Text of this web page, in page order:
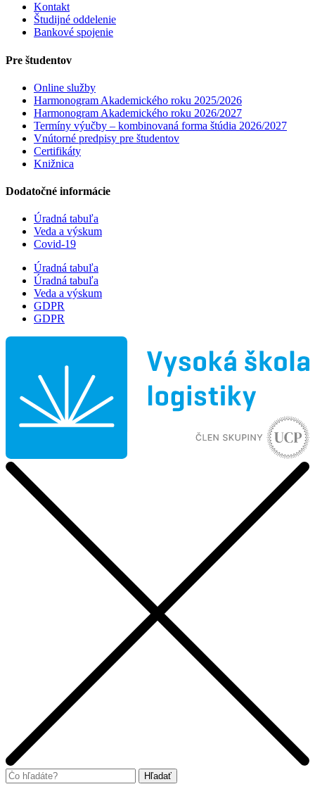
Kontakt
Študijné oddelenie
Bankové spojenie
Pre študentov
Online služby
Harmonogram Akademického roku 2025/2026
Harmonogram Akademického roku 2026/2027
Termíny výučby – kombinovaná forma štúdia 2026/2027
Vnútorné predpisy pre študentov
Certifikáty
Knižnica
Dodatočné informácie
Úradná tabuľa
Veda a výskum
Covid-19
Úradná tabuľa
Úradná tabuľa
Veda a výskum
GDPR
GDPR